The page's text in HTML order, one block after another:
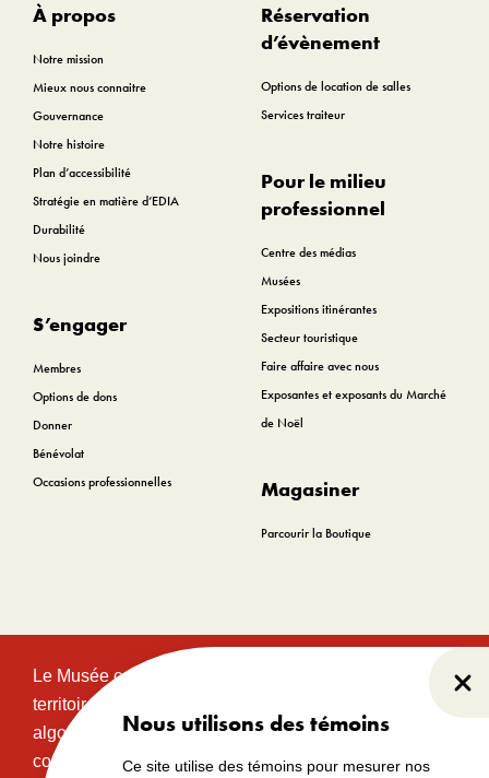
Nous utilisons des témoins
Ce site utilise des témoins pour mesurer nos
À propos
Notre mission
Mieux nous connaitre
Gouvernance
Notre histoire
Plan d’accessibilité
Stratégie en matière d’EDIA
Durabilité
Nous joindre
S’engager
Membres
Options de dons
Donner
Bénévolat
Occasions professionnelles
Réservation
d’évènement
Options de location de salles
Services traiteur
Pour le milieu
professionnel
Centre des médias
Musées
Expositions itinérantes
Secteur touristique
Faire affaire avec nous
Exposantes et exposants du Marché
de Noël
Magasiner
Parcourir la Boutique
Le Musée canadien de l’histoire est situé sur le
territoire traditionnel et non cédé des communautés
algonquines Anishinabeg. Ce territoire a eu et
continue d’avoir une grande importance historique,